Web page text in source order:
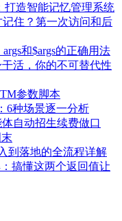
打造智能记忆管理系统
记住？第一次访问和后
和$args的正确用法
活，你的不可替代性
参数脚本
6种场景逐一分析
自动招生续费做口
到落地的全流程详解
搞懂这两个返回值让